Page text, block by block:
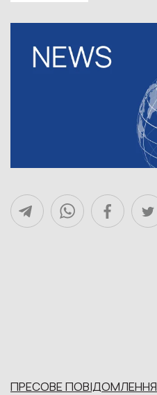
ПРЕСОВЕ ПОВІДОМЛЕННЯ